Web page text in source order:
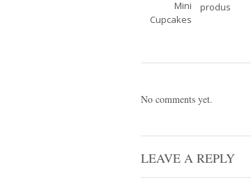
produs
No comments yet.
LEAVE A REPLY